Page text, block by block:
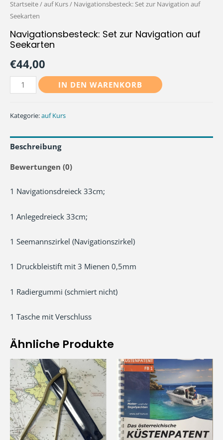
Startseite/auf Kurs/ Navigationsbesteck: Set zur Navigation auf
Seekarten
Navigationsbesteck: Set zur Navigation auf
Seekarten
€44,00
Navigationsbesteck:
Set
Navigation
auf
Seekarten
Menge
IN DEN WARENKORB
Kategorie:auf Kurs
Beschreibung
Bewertungen (0)
1 Navigationsdreieck 33cm;
1 Anlegedreieck 33cm;
1 Seemannszirkel (Navigationszirkel)
1 Druckbleistift mit 3 Mienen 0,5mm
1 Radiergummi (schmiert nicht)
1 Tasche mit Verschluss
Ähnliche Produkte